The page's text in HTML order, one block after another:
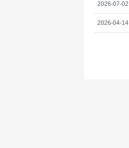
2026-07-02
2026-04-14